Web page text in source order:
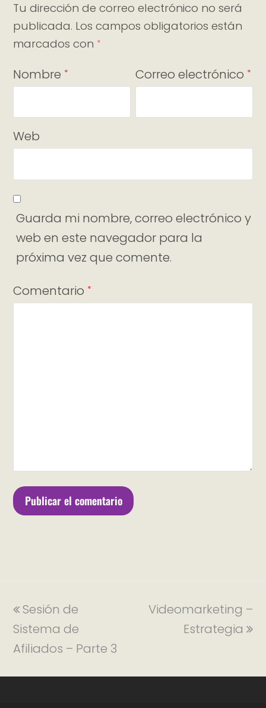
Tu dirección de correo electrónico no será
publicada. Los campos obligatorios están
marcados con *
Nombre * Correo electrónico *
Web
Guarda mi nombre, correo electrónico y
web en este navegador para la
próxima vez que comente.
Comentario *
Sesión de
Sistema de
Afiliados – Parte 3
Videomarketing –
Estrategia